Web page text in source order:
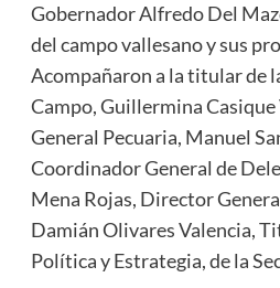
Gobernador Alfredo Del
del campo vallesano y sus
Acompañaron a la titular de
Campo, Guillermina
General Pecuaria, Manuel
Coordinador General de
Mena Rojas, Director
Damián Olivares Valencia,
Política y Estrategia, de la